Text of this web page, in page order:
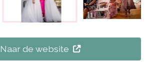
Naar de website